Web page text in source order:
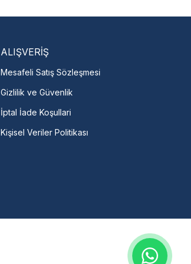
ALIŞVERİŞ
Mesafeli Satış Sözleşmesi
Gizlilik ve Güvenlik
İptal İade Koşullari
Kişisel Veriler Politikası